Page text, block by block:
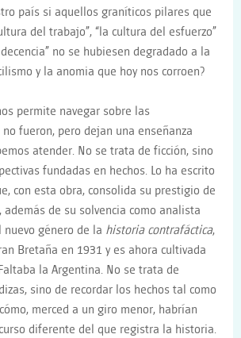
país si aquellos graníticos pilares que
del trabajo”, “la cultura del esfuerzo”
no se hubiesen degradado a la
y la anomia que hoy nos corroen?
permite navegar sobre las
fueron, pero dejan una enseñanza
atender. No se trata de ficción, sino
fundadas en hechos. Lo ha escrito
con esta obra, consolida su prestigio de
de su solvencia como analista
género de la historia contrafáctica,
Bretaña en 1931 y es ahora cultivada
la Argentina. No se trata de
sino de recordar los hechos tal como
merced a un giro menor, habrían
diferente del que registra la historia.